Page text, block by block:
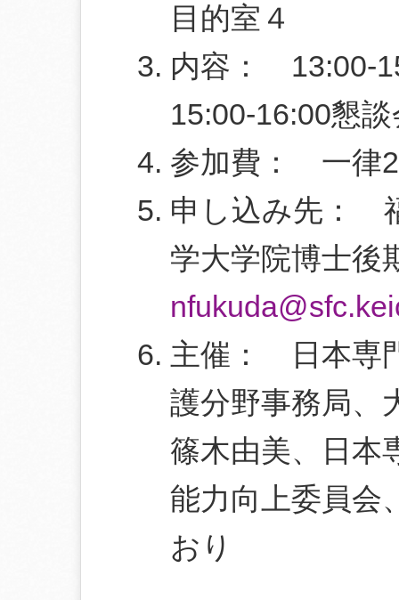
目的室４
内容： 13:00-
15:00-16:00懇談
参加費： 一律
申し込み先：
学大学院博士
主催： 日本専
護分野事務局、
篠木由美、日本
能力向上委員会
おり